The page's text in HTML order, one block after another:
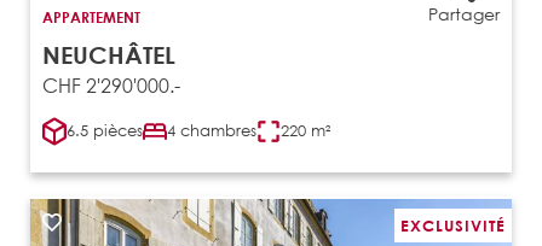
Partager
APPARTEMENT
NEUCHÂTEL
CHF 2'290'000.-
6.5 pièces 4 chambres 220 m²
EXCLUSIVITÉ